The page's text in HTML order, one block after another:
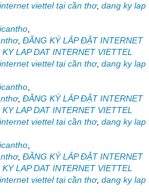
viettel tại cần thơ, dang ky lap
, ĐĂNG KÝ LẮP ĐẶT INTERNET
LAP DAT INTERNET VIETTEL
viettel tại cần thơ, dang ky lap
, ĐĂNG KÝ LẮP ĐẶT INTERNET
LAP DAT INTERNET VIETTEL
viettel tại cần thơ, dang ky lap
, ĐĂNG KÝ LẮP ĐẶT INTERNET
LAP DAT INTERNET VIETTEL
viettel tại cần thơ, dang ky lap